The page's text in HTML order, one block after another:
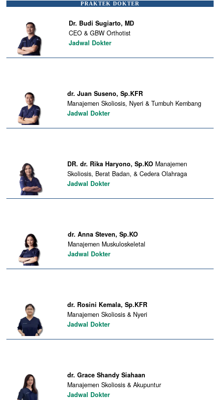
PRAKTEK DOKTER
Dr. Budi Sugiarto, MD
CEO & GBW Orthotist
Jadwal Dokter
dr. Juan Suseno, Sp.KFR
Manajemen Skoliosis, Nyeri & Tumbuh Kembang
Jadwal Dokter
DR. dr. Rika Haryono, Sp.KO Manajemen
Skoliosis, Berat Badan, & Cedera Olahraga
Jadwal Dokter
dr. Anna Steven, Sp.KO
Manajemen Muskuloskeletal
Jadwal Dokter
dr. Rosini Kemala, Sp.KFR
Manajemen Skoliosis & Nyeri
Jadwal Dokter
dr. Grace Shandy Siahaan
Manajemen Skoliosis & Akupuntur
Jadwal Dokter